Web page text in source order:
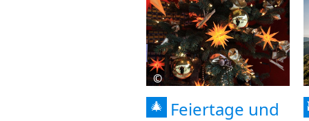
©
🎄
Feiertage und